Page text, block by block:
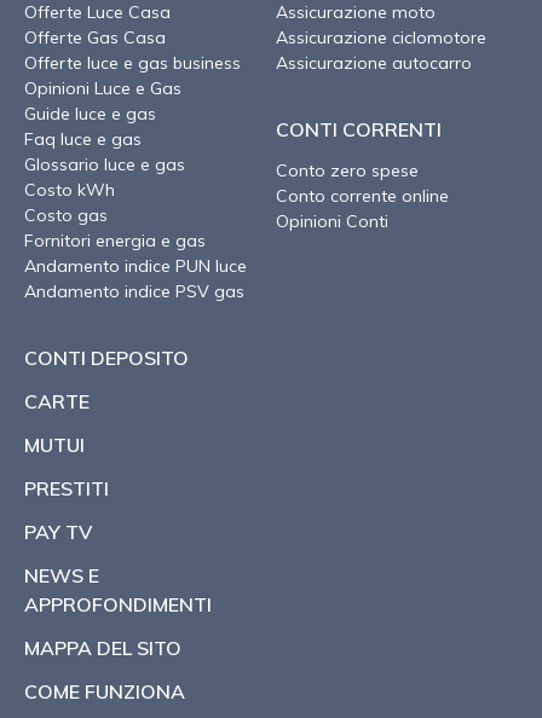
Offerte Luce Casa
Offerte Gas Casa
Offerte luce e gas business
Opinioni Luce e Gas
Guide luce e gas
Faq luce e gas
Glossario luce e gas
Costo kWh
Costo gas
Fornitori energia e gas
Andamento indice PUN luce
Andamento indice PSV gas
Assicurazione moto
Assicurazione ciclomotore
Assicurazione autocarro
CONTI CORRENTI
Conto zero spese
Conto corrente online
Opinioni Conti
CONTI DEPOSITO
CARTE
MUTUI
PRESTITI
PAY TV
NEWS E
APPROFONDIMENTI
MAPPA DEL SITO
COME FUNZIONA